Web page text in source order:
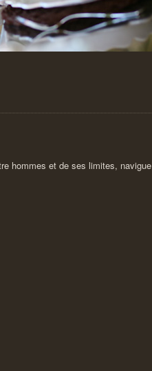
hommes et de ses limites, navigue